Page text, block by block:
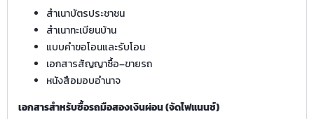
สำเนาบัตรประชาชน
สำเนาทะเบียนบ้าน
แบบคำขอโอนและรับโอน
เอกสารสัญญาซื้อ–ขายรถ
หนังสือมอบอำนาจ
เอกสารสำหรับซื้อรถมือสองเงินผ่อน (จัดไฟแนนซ์)